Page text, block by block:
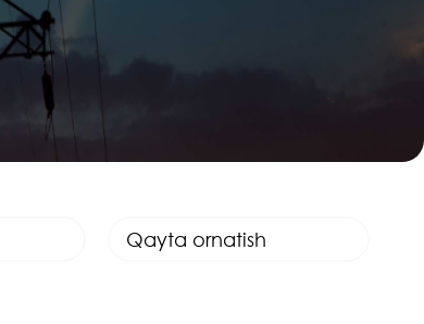
Qayta ornatish